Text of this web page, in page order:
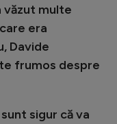
văzut multe
era
Davide
frumos despre
sigur că va